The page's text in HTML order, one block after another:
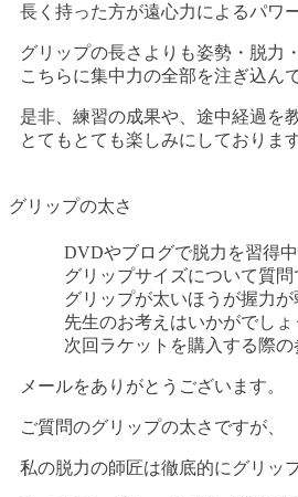
長く持った方が遠心力によるパワ
グリップの長さよりも姿勢・脱力
こちらに集中力の全部を注ぎ込ん
是非、練習の成果や、途中経過を
とてもとても楽しみにしております
グリップの太さ
DVDやブログで脱力を習得中
グリップサイズについて質問
グリップが太いほうが握力
先生のお考えはいかがでしょ
次回ラケットを購入する際の
メールをありがとうございます。
ご質問のグリップの太さですが、
私の脱力の師匠は徹底的にグリッ